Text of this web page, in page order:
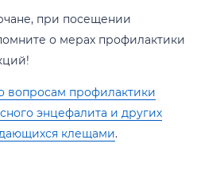
при посещении
о мерах профилактики
вопросам профилактики
энцефалита и других
клещами.